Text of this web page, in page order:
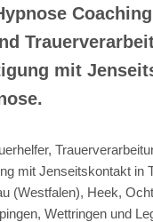
mit
mit Jenseitskontakt in
(Westfalen), Heek,
Wettringen und